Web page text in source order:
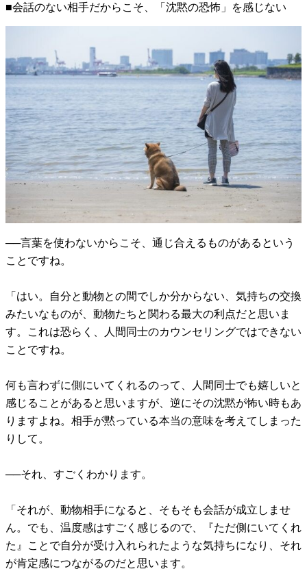
■会話のない相手だからこそ、「沈黙の恐怖」を感じない
──言葉を使わないからこそ、通じ合えるものがあるという
ことですね。
「はい。自分と動物との間でしか分からない、気持ちの交換
みたいなものが、動物たちと関わる最大の利点だと思いま
す。これは恐らく、人間同士のカウンセリングではできない
ことですね。
何も言わずに側にいてくれるのって、人間同士でも嬉しいと
感じることがあると思いますが、逆にその沈黙が怖い時もあ
りますよね。相手が黙っている本当の意味を考えてしまった
りして。
──それ、すごくわかります。
「それが、動物相手になると、そもそも会話が成立しませ
ん。でも、温度感はすごく感じるので、『ただ側にいてくれ
た』ことで自分が受け入れられたような気持ちになり、それ
が肯定感につながるのだと思います。